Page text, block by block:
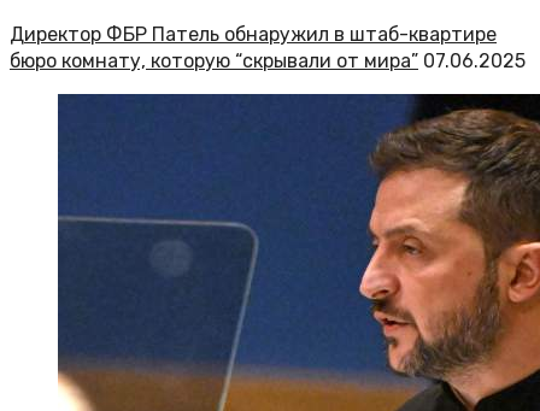
Директор ФБР Патель обнаружил в штаб-квартире
бюро комнату, которую “скрывали от мира” 07.06.2025